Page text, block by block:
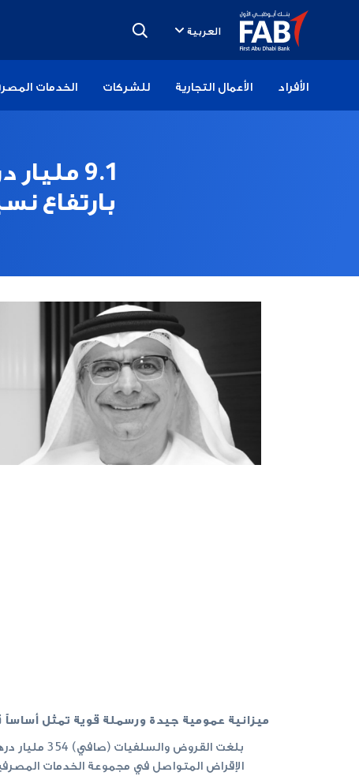
العربية
الأفراد الأعمال التجارية للشركات الخدمات
9.1
ميزانية عمومية جيدة ورسملة قوية تمثل
الإقراض المتواصل في مجموعة الخدمات